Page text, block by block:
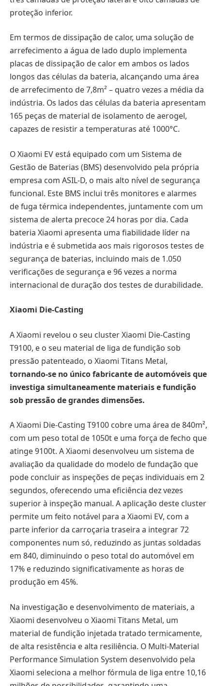
proteção inferior.
Em termos de dissipação de calor, uma solução de
arrefecimento a água de lado duplo implementa
placas de dissipação de calor em ambos os lados
longos das células da bateria, alcançando uma área
de arrefecimento de 7,8m² – quatro vezes a média da
indústria. Os lados das células da bateria apresentam
165 peças de material de isolamento de aerogel,
capazes de resistir a temperaturas até 1000°C.
O Xiaomi EV está equipado com um Sistema de
Gestão de Baterias (BMS) desenvolvido pela própria
empresa com ASIL-D, o mais alto nível de segurança
funcional. Este BMS inclui três monitores e alarmes
de fuga térmica independentes, juntamente com um
sistema de alerta precoce 24 horas por dia. Cada
bateria Xiaomi apresenta uma fiabilidade líder na
indústria e é submetida aos mais rigorosos testes de
segurança de baterias, incluindo mais de 1.050
verificações de segurança e 96 vezes a norma
internacional de duração dos testes de durabilidade.
Xiaomi Die-Casting
A Xiaomi revelou o seu cluster Xiaomi Die-Casting
T9100, e o seu material de liga de fundição sob
pressão patenteado, o Xiaomi Titans Metal,
tornando-se no único fabricante de automóveis que
investiga simultaneamente materiais e fundição
sob pressão de grandes dimensões.
A Xiaomi Die-Casting T9100 cobre uma área de 840m²,
com um peso total de 1050t e uma força de fecho que
atinge 9100t. A Xiaomi desenvolveu um sistema de
avaliação da qualidade do modelo de fundação que
pode concluir as inspeções de peças individuais em 2
segundos, oferecendo uma eficiência dez vezes
superior à inspeção manual. A aplicação deste cluster
permite um feito notável para a Xiaomi EV, com a
parte inferior da carroçaria traseira a integrar 72
componentes num só, reduzindo as juntas soldadas
em 840, diminuindo o peso total do automóvel em
17% e reduzindo significativamente as horas de
produção em 45%.
Na investigação e desenvolvimento de materiais, a
Xiaomi desenvolveu o Xiaomi Titans Metal, um
material de fundição injetada tratado termicamente,
de alta resistência e alta resiliência. O Multi-Material
Performance Simulation System desenvolvido pela
Xiaomi seleciona a melhor fórmula de liga entre 10,16